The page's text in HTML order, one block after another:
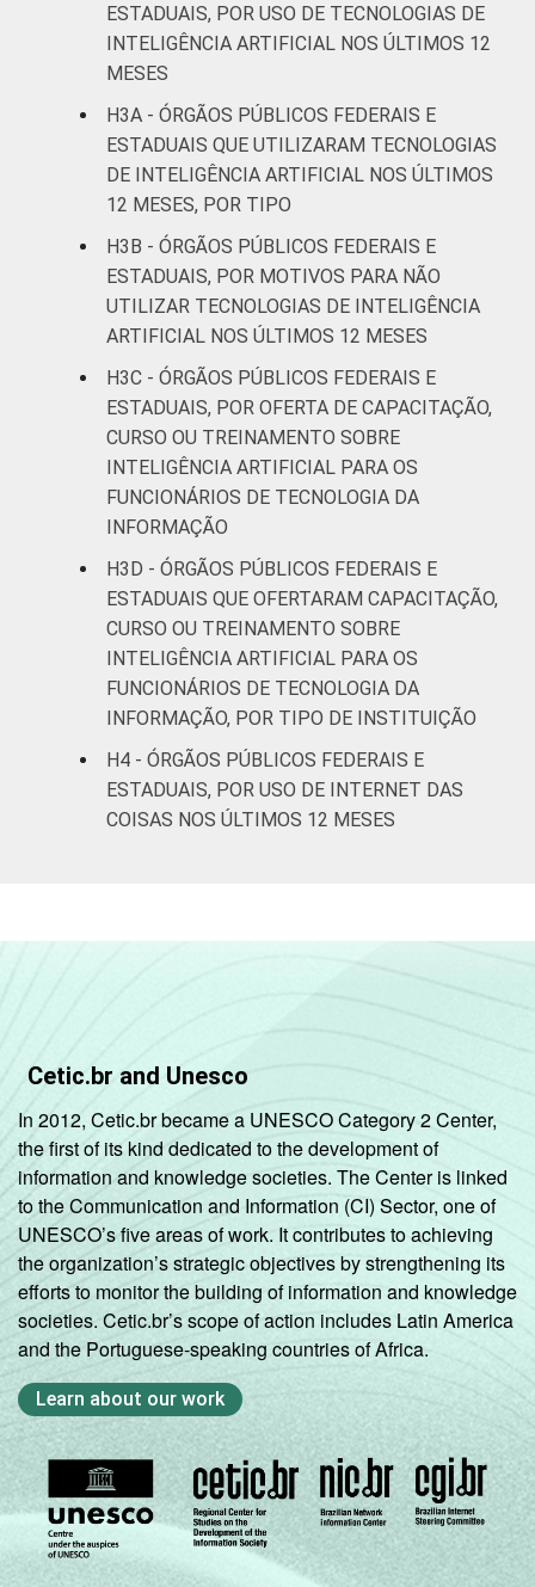
ESTADUAIS, POR USO DE TECNOLOGIAS DE
INTELIGÊNCIA ARTIFICIAL NOS ÚLTIMOS 12
MESES
H3A - ÓRGÃOS PÚBLICOS FEDERAIS E
ESTADUAIS QUE UTILIZARAM TECNOLOGIAS
DE INTELIGÊNCIA ARTIFICIAL NOS ÚLTIMOS
12 MESES, POR TIPO
H3B - ÓRGÃOS PÚBLICOS FEDERAIS E
ESTADUAIS, POR MOTIVOS PARA NÃO
UTILIZAR TECNOLOGIAS DE INTELIGÊNCIA
ARTIFICIAL NOS ÚLTIMOS 12 MESES
H3C - ÓRGÃOS PÚBLICOS FEDERAIS E
ESTADUAIS, POR OFERTA DE CAPACITAÇÃO,
CURSO OU TREINAMENTO SOBRE
INTELIGÊNCIA ARTIFICIAL PARA OS
FUNCIONÁRIOS DE TECNOLOGIA DA
INFORMAÇÃO
H3D - ÓRGÃOS PÚBLICOS FEDERAIS E
ESTADUAIS QUE OFERTARAM CAPACITAÇÃO,
CURSO OU TREINAMENTO SOBRE
INTELIGÊNCIA ARTIFICIAL PARA OS
FUNCIONÁRIOS DE TECNOLOGIA DA
INFORMAÇÃO, POR TIPO DE INSTITUIÇÃO
H4 - ÓRGÃOS PÚBLICOS FEDERAIS E
ESTADUAIS, POR USO DE INTERNET DAS
COISAS NOS ÚLTIMOS 12 MESES
Cetic.br and Unesco
In 2012, Cetic.br became a UNESCO Category 2 Center,
the first of its kind dedicated to the development of
information and knowledge societies. The Center is linked
to the Communication and Information (CI) Sector, one of
UNESCO’s five areas of work. It contributes to achieving
the organization’s strategic objectives by strengthening its
efforts to monitor the building of information and knowledge
societies. Cetic.br’s scope of action includes Latin America
and the Portuguese-speaking countries of Africa.
Learn about our work